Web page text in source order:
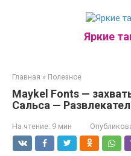
Яркие
Главная » Полезное
Maykel Fonts —
Сальса —
На чтение: 9 мин